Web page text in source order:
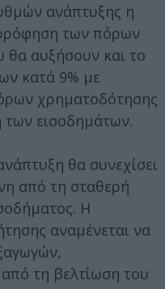
ανάπτυξης η
των πόρων
αυξήσουν και το
κατά 9% με
χρηματοδότησης
των εισοδημάτων.
θα συνεχίσει
από τη σταθερή
Η
αναμένεται να
τη βελτίωση του